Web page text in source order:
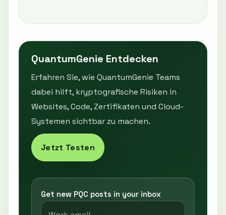
QuantumGenie Entdecken
Erfahren Sie, wie QuantumGenie Teams
dabei hilft, kryptografische Risiken in
Websites, Code, Zertifikaten und Cloud-
Systemen sichtbar zu machen.
Jetzt Testen
Get new PQC posts in your inbox